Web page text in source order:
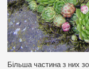
Більша частина з них